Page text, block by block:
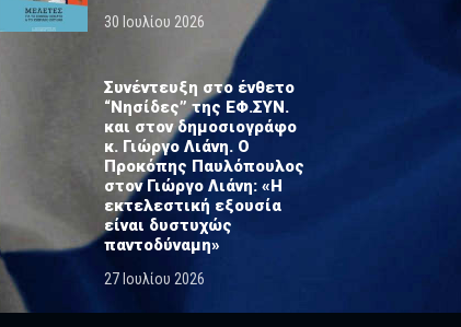
30 Ιουλίου 2026
Συνέντευξη στο ένθετο
“Νησίδες” της ΕΦ.ΣΥΝ.
και στον δημοσιογράφο
κ. Γιώργο Λιάνη. Ο
Προκόπης Παυλόπουλος
στον Γιώργο Λιάνη: «Η
εκτελεστική εξουσία
είναι δυστυχώς
παντοδύναμη»
27 Ιουλίου 2026